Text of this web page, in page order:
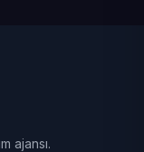
ajansı.